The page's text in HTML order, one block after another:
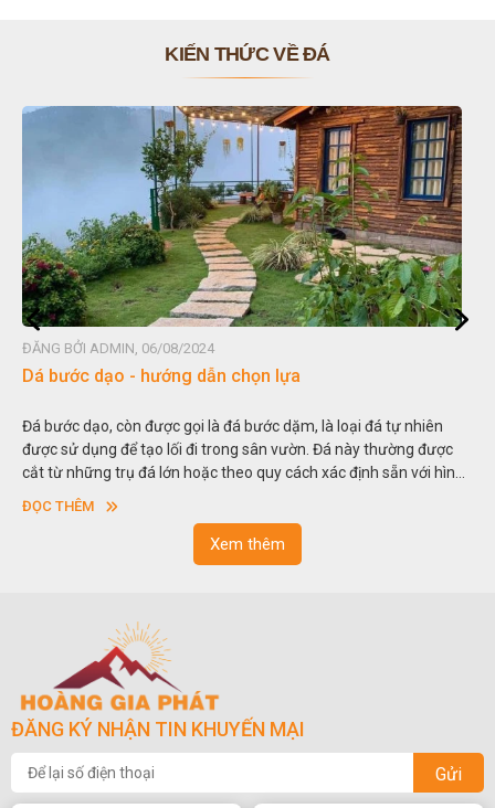
KIẾN THỨC VỀ ĐÁ
được
hình
ĐĂNG BỞI ADMIN, 06/08/2024
Đá non bộ - cách lựa chọn non bộ đẹp
Hòn non bộ được biết đến là một nghệ thuật xây dựng, sắp
thu nhỏ, đưa mô hình những ngọn núi to lớn ngoài tự nhiên
trong các vườn cảnh. Hay nói một cách khác, người ta gọi
ĐỌC THÊM
Xem thêm
ĐĂNG KÝ NHẬN TIN KHUYẾN MẠI
Gửi